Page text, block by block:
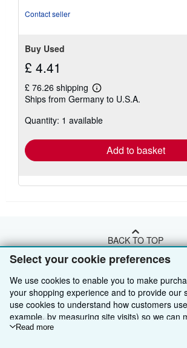
Select your cookie preferences
We use cookies to enable you to make
your shopping experience and to provide our
use cookies to understand how customers
example, by measuring site visits) so we can
improvements. If you agree, we'll also use
Read more
Contact seller
Buy Used
£ 4.41
£ 76.26 shipping
Learn
more
shipping
Ships from Germany to U.S.A.
Quantity: 1 available
Add to basket
BACK TO TOP
Advanced Search
Browse Collections
Sell With Us
Start Selling
About Us